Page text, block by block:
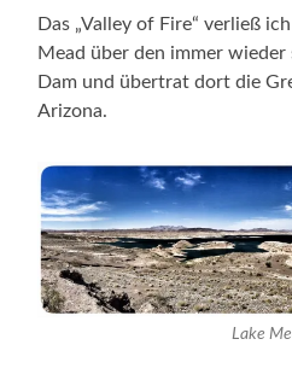
Das „Valley of Fire“ verließ
Mead über den immer
Dam und übertrat dort die
Arizona.
Lake